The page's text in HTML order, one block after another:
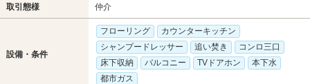
取引態様 仲介
設備・条件
フローリング
カウンターキッチン
シャンプードレッサー
追い焚き
コンロ三口
床下収納
バルコニー TVドアホン
本下水
都市ガス